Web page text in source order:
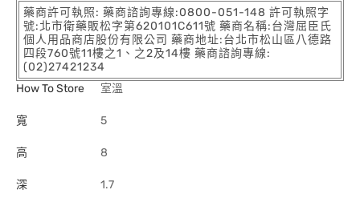
藥商許可執照: 藥商諮詢專線:0800-051-148 許可執照字
號:北市衛藥販松字第620101C611號 藥商名稱:台灣屈臣氏
個人用品商店股份有限公司 藥商地址:台北市松山區八德路
四段760號11樓之1、之2及14樓 藥商諮詢專線:
(02)27421234
How To Store
室溫
寬 5
高 8
深 1.7